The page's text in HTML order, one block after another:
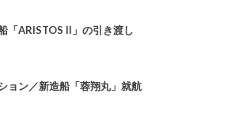
「ARISTOS II」の引き渡し
ョン／新造船「蓉翔丸」就航